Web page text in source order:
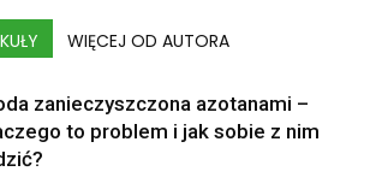
WIĘCEJ OD AUTORA
zanieczyszczona azotanami –
to problem i jak sobie z nim